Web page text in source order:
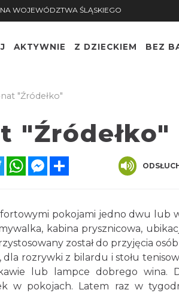
WOJEWÓDZTWA ŚLĄSKIEGO
AKTYWNIE Z DZIECKIEM BEZ
"Źródełko"
"Źródełko"
TwitterWhatsAppMessenger
pokojami jedno dwu lub
kabina prysznicowa,
został do przyjęcia
dla rozrywki z bilardu i stołu
lub lampce dobrego wina.
w pokojach. Latem raz w